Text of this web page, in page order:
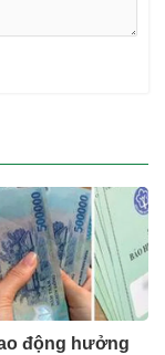
động hưởng